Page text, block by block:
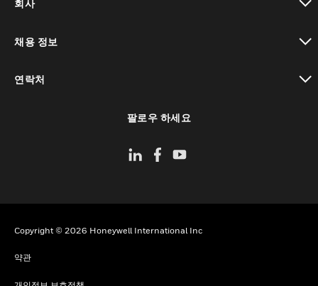
회사
채용 정보
연락처
팔로우 하세요
Copyright © 2026 Honeywell International Inc
약관